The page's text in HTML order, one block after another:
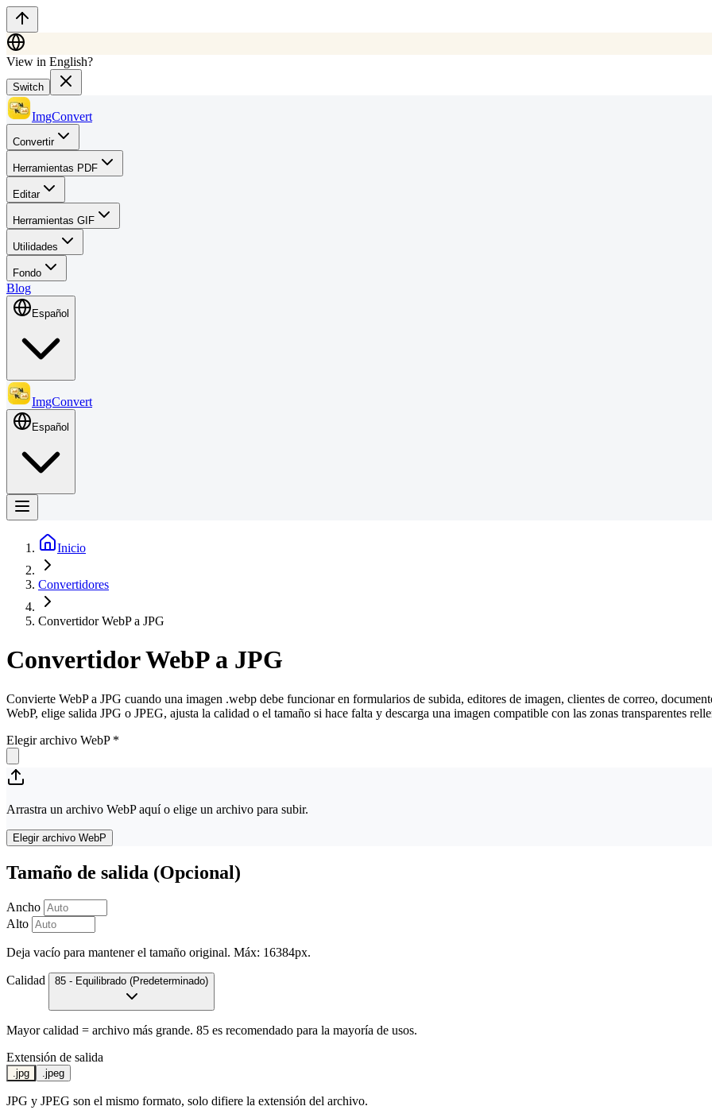
View in English?
Switch
ImgConvert
Convertir
Herramientas PDF
Editar
Herramientas GIF
Utilidades
Fondo
Blog
Español
ImgConvert
Español
Inicio
Convertidores
Convertidor WebP a JPG
Convertidor WebP a JPG
Convierte WebP a JPG cuando una imagen .webp debe funcionar en formularios de subida, editores de imagen, clientes de correo,
WebP, elige salida JPG o JPEG, ajusta la calidad o el tamaño si hace falta y descarga una imagen compatible con las zonas transparentes
Elegir archivo WebP *
Arrastra un archivo WebP aquí o elige un archivo para subir.
Elegir archivo WebP
Tamaño de salida (Opcional)
Ancho
Alto
Deja vacío para mantener el tamaño original. Máx: 16384px.
Calidad 85 - Equilibrado (Predeterminado)
Mayor calidad = archivo más grande. 85 es recomendado para la mayoría de usos.
Extensión de salida
.jpg .jpeg
JPG y JPEG son el mismo formato, solo difiere la extensión del archivo.